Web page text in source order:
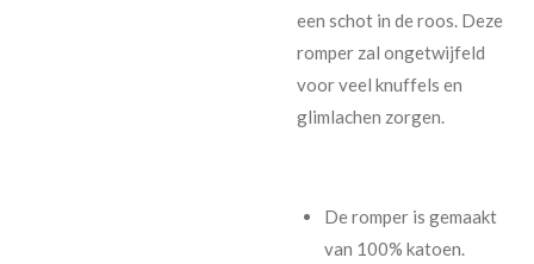
een schot in de roos. Deze
romper zal ongetwijfeld
voor veel knuffels en
glimlachen zorgen.
De romper is gemaakt
van 100% katoen.